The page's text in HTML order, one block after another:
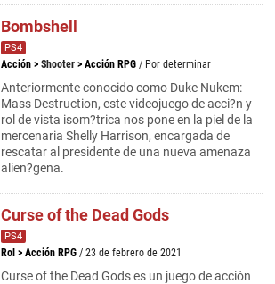
Bombshell
PS4
Acción > Shooter > Acción RPG / Por determinar
Anteriormente conocido como Duke Nukem:
Mass Destruction, este videojuego de acci?n y
rol de vista isom?trica nos pone en la piel de la
mercenaria Shelly Harrison, encargada de
rescatar al presidente de una nueva amenaza
alien?gena.
Curse of the Dead Gods
PS4
Rol > Acción RPG / 23 de febrero de 2021
Curse of the Dead Gods es un juego de acción